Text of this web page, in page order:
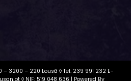
– 3200 – 220 Lousã ◊ Tel: 239 991 232 E-
◊ NIF: 519 048 636 | Powered By